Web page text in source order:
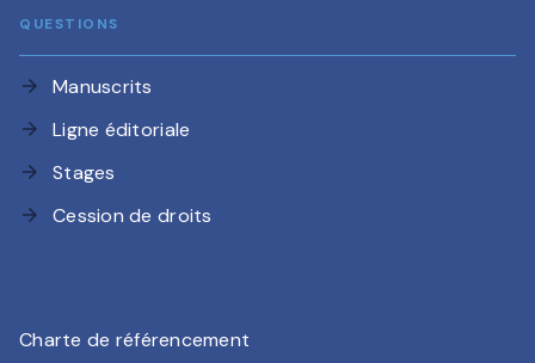
QUESTIONS
arrow_forward Manuscrits
arrow_forward Ligne éditoriale
arrow_forward Stages
arrow_forward Cession de droits
Charte de référencement